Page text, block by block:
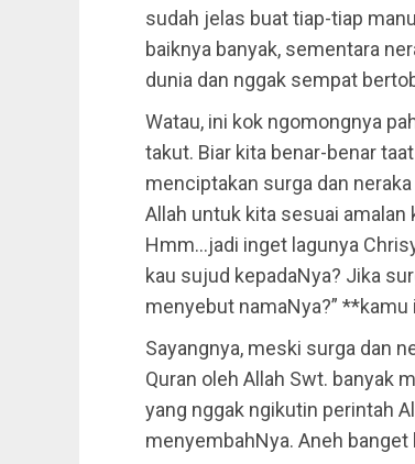
sudah jelas buat tiap-tiap
baiknya banyak, sementara
dunia dan nggak sempat
Watau, ini kok ngomongnya
takut. Biar kita benar-benar
menciptakan surga dan
Allah untuk kita sesuai amalan
Hmm…jadi inget lagunya
kau sujud kepadaNya? Jika
menyebut namaNya?” **kamu
Sayangnya, meski surga dan
Quran oleh Allah Swt. banyak
yang nggak ngikutin perintah
menyembahNya. Aneh banget